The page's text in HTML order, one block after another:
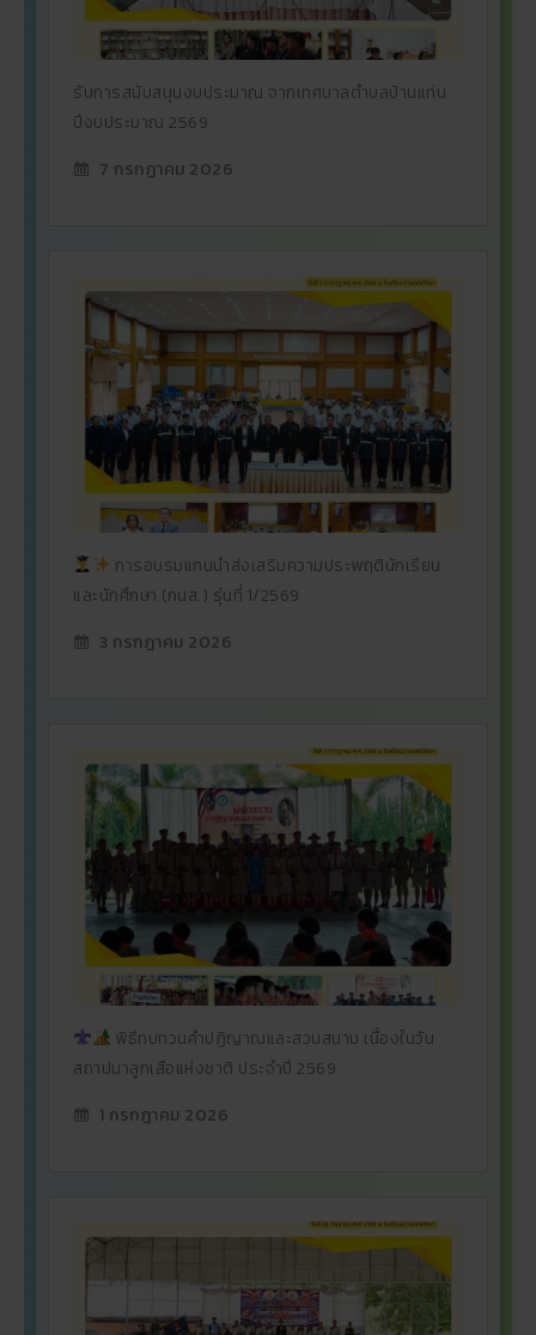
รับการสนับสนุนงบประมาณ จากเทศบาลตำบลบ้านแท่น
ปีงบประมาณ 2569
7 กรกฎาคม 2026
การอบรมแกนนำส่งเสริมความประพฤตินักเรียน
และนักศึกษา (กนส.) รุ่นที่ 1/2569
3 กรกฎาคม 2026
พิธีทบทวนคำปฏิญาณและสวนสนาม เนื่องในวัน
สถาปนาลูกเสือแห่งชาติ ประจำปี 2569
1 กรกฎาคม 2026